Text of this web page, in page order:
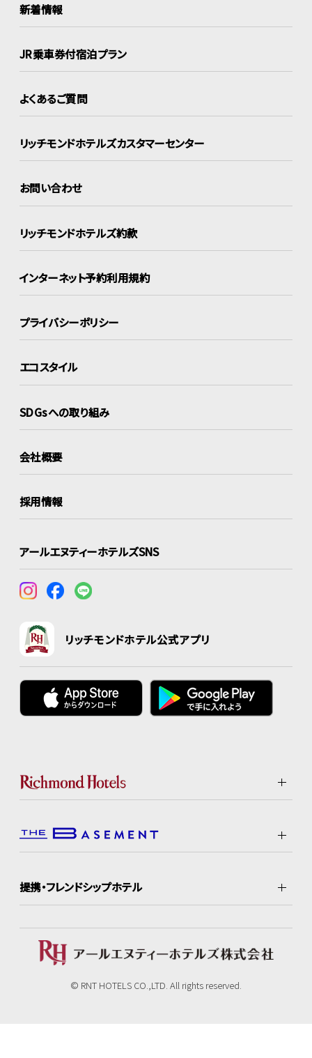
新着情報
JR乗車券付宿泊プラン
よくあるご質問
リッチモンドホテルズカスタマーセンター
お問い合わせ
リッチモンドホテルズ約款
インターネット予約利用規約
プライバシーポリシー
エコスタイル
SDGsへの取り組み
会社概要
採用情報
アールエヌティーホテルズSNS
リッチモンドホテル公式アプリ
提携・フレンドシップホテル
© RNT HOTELS CO.,LTD. All rights reserved.